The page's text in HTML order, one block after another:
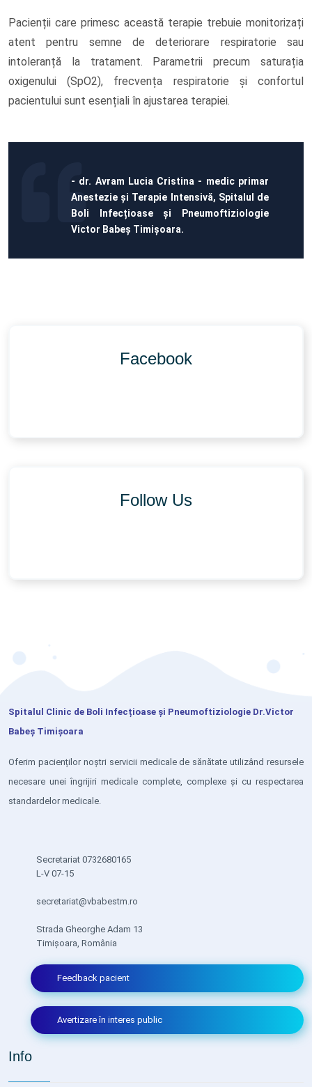
Pacienții care primesc această terapie trebuie monitorizați
atent pentru semne de deteriorare respiratorie sau
intoleranță la tratament. Parametrii precum saturația
oxigenului (SpO2), frecvența respiratorie și confortul
pacientului sunt esențiali în ajustarea terapiei.
- dr. Avram Lucia Cristina - medic primar
Anestezie și Terapie Intensivă, Spitalul de
Boli Infecțioase și Pneumoftiziologie
Victor Babeș Timișoara.
Facebook
Follow Us
Spitalul Clinic de Boli Infecțioase și Pneumoftiziologie Dr.Victor
Babeș Timișoara
Oferim pacienților noștri servicii medicale de sănătate utilizând resursele
necesare unei îngrijiri medicale complete, complexe și cu respectarea
standardelor medicale.
Secretariat 0732680165
L-V 07-15
secretariat@vbabestm.ro
Strada Gheorghe Adam 13
Timișoara, România
Feedback pacient
Avertizare în interes public
Info